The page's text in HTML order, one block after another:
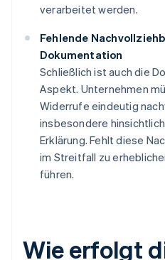
verarbeitet werden.
Fehlende
Dokumentation
Schließlich ist auch die
Aspekt. Unternehmen
Widerrufe eindeutig
insbesondere
Erklärung. Fehlt diese
im Streitfall zu
führen.
Wie erfolgt